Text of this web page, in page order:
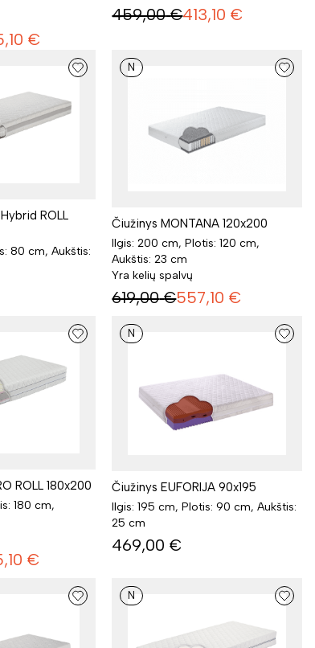
€
459,00 €413,10 €
ROLL
80 cm, Aukštis:
N
Čiužinys MONTANA 120x200
Ilgis: 200 cm, Plotis: 120 cm,
Aukštis: 23 cm
Yra kelių spalvų
619,00 €557,10 €
ROLL 180x200
180 cm,
€
N
Čiužinys EUFORIJA 90x195
Ilgis: 195 cm, Plotis: 90 cm, Aukštis:
25 cm
469,00 €
N